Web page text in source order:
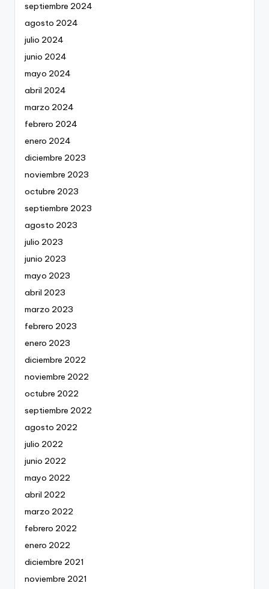
septiembre 2024
agosto 2024
julio 2024
junio 2024
mayo 2024
abril 2024
marzo 2024
febrero 2024
enero 2024
diciembre 2023
noviembre 2023
octubre 2023
septiembre 2023
agosto 2023
julio 2023
junio 2023
mayo 2023
abril 2023
marzo 2023
febrero 2023
enero 2023
diciembre 2022
noviembre 2022
octubre 2022
septiembre 2022
agosto 2022
julio 2022
junio 2022
mayo 2022
abril 2022
marzo 2022
febrero 2022
enero 2022
diciembre 2021
noviembre 2021